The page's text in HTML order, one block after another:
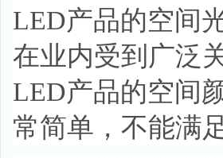
LED产品的空间
在业内受到广泛
LED产品的空间
常简单，不能满